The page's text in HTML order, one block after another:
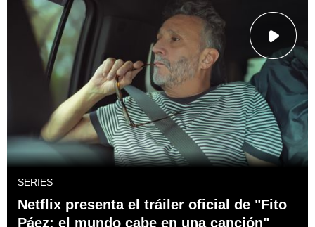
SERIES
Netflix presenta el tráiler oficial de "Fito
Páez: el mundo cabe en una canción"